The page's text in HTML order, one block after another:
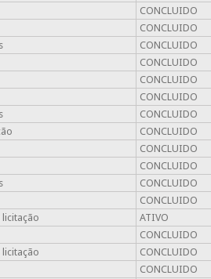
CONCLUIDO
CONCLUIDO
CONCLUIDO
CONCLUIDO
CONCLUIDO
CONCLUIDO
CONCLUIDO
CONCLUIDO
CONCLUIDO
CONCLUIDO
CONCLUIDO
CONCLUIDO
ATIVO
CONCLUIDO
CONCLUIDO
CONCLUIDO